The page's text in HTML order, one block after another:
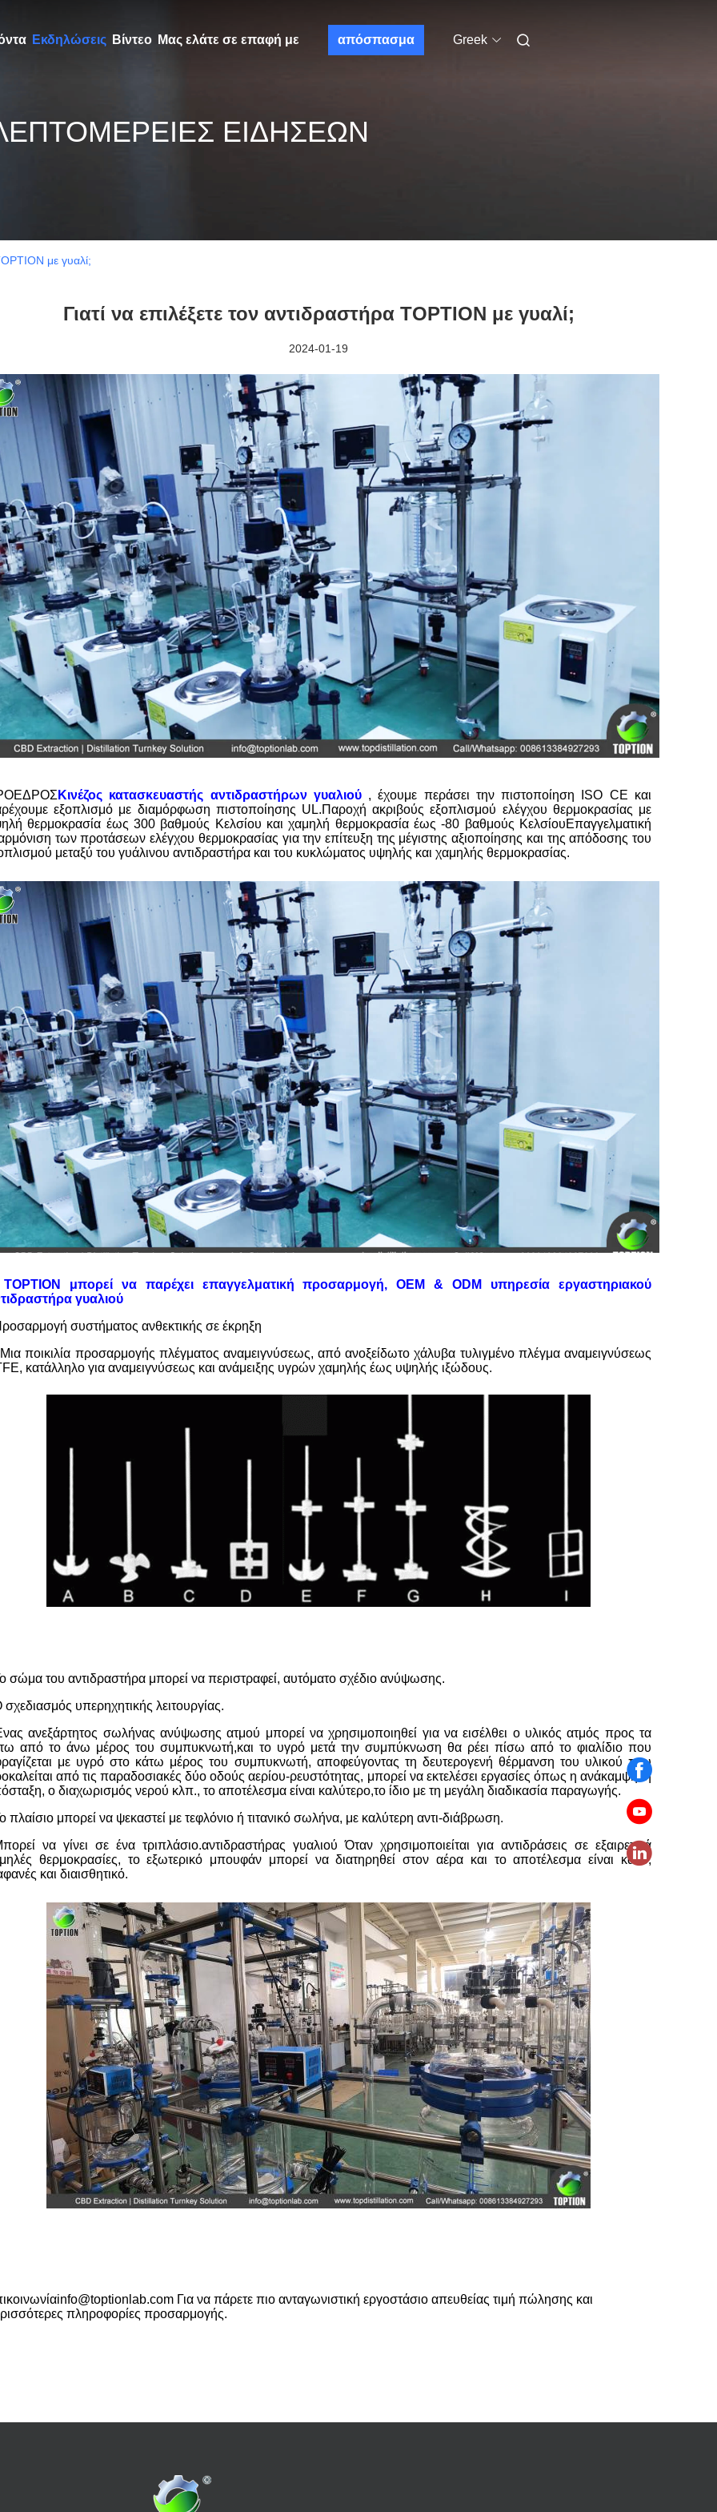
Εκδηλώσεις Βίντεο Μας ελάτε σε επαφή με απόσπασμα Greek
ΕΙΔΗΣΕΩΝ
με γυαλί;
Γιατί να επιλέξετε τον αντιδραστήρα TOPTION με γυαλί;
2024-01-19
Κινέζος κατασκευαστής αντιδραστήρων γυαλιού , έχουμε περάσει την πιστοποίηση ISO CE και
εξοπλισμό με διαμόρφωση πιστοποίησης UL.Παροχή ακριβούς εξοπλισμού ελέγχου θερμοκρασίας με
θερμοκρασία έως 300 βαθμούς Κελσίου και χαμηλή θερμοκρασία έως -80 βαθμούς ΚελσίουΕπαγγελματική
των προτάσεων ελέγχου θερμοκρασίας για την επίτευξη της μέγιστης αξιοποίησης και της απόδοσης του
μεταξύ του γυάλινου αντιδραστήρα και του κυκλώματος υψηλής και χαμηλής θερμοκρασίας.
μπορεί να παρέχει επαγγελματική προσαρμογή, OEM & ODM υπηρεσία εργαστηριακού
γυαλιού
συστήματος ανθεκτικής σε έκρηξη
ποικιλία προσαρμογής πλέγματος αναμειγνύσεως, από ανοξείδωτο χάλυβα τυλιγμένο πλέγμα αναμειγνύσεως
κατάλληλο για αναμειγνύσεως και ανάμειξης υγρών χαμηλής έως υψηλής ιξώδους.
σώμα του αντιδραστήρα μπορεί να περιστραφεί, αυτόματο σχέδιο ανύψωσης.
υπερηχητικής λειτουργίας.
ανεξάρτητος σωλήνας ανύψωσης ατμού μπορεί να χρησιμοποιηθεί για να εισέλθει ο υλικός ατμός προς τα
από το άνω μέρος του συμπυκνωτή,και το υγρό μετά την συμπύκνωση θα ρέει πίσω από το φιαλίδιο που
με υγρό στο κάτω μέρος του συμπυκνωτή, αποφεύγοντας τη δευτερογενή θέρμανση του υλικού που
από τις παραδοσιακές δύο οδούς αερίου-ρευστότητας, μπορεί να εκτελέσει εργασίες όπως η ανάκαμψη, η
ο διαχωρισμός νερού κλπ., το αποτέλεσμα είναι καλύτερο,το ίδιο με τη μεγάλη διαδικασία παραγωγής.
πλαίσιο μπορεί να ψεκαστεί με τεφλόνιο ή τιτανικό σωλήνα, με καλύτερη αντι-διάβρωση.
να γίνει σε ένα τριπλάσιο.αντιδραστήρας γυαλιού Όταν χρησιμοποιείται για αντιδράσεις σε εξαιρετικά
θερμοκρασίες, το εξωτερικό μπουφάν μπορεί να διατηρηθεί στον αέρα και το αποτέλεσμα είναι καλό,
και διαισθητικό.
info@toptionlab.com Για να πάρετε πιο ανταγωνιστική εργοστάσιο απευθείας τιμή πώλησης και
πληροφορίες προσαρμογής.